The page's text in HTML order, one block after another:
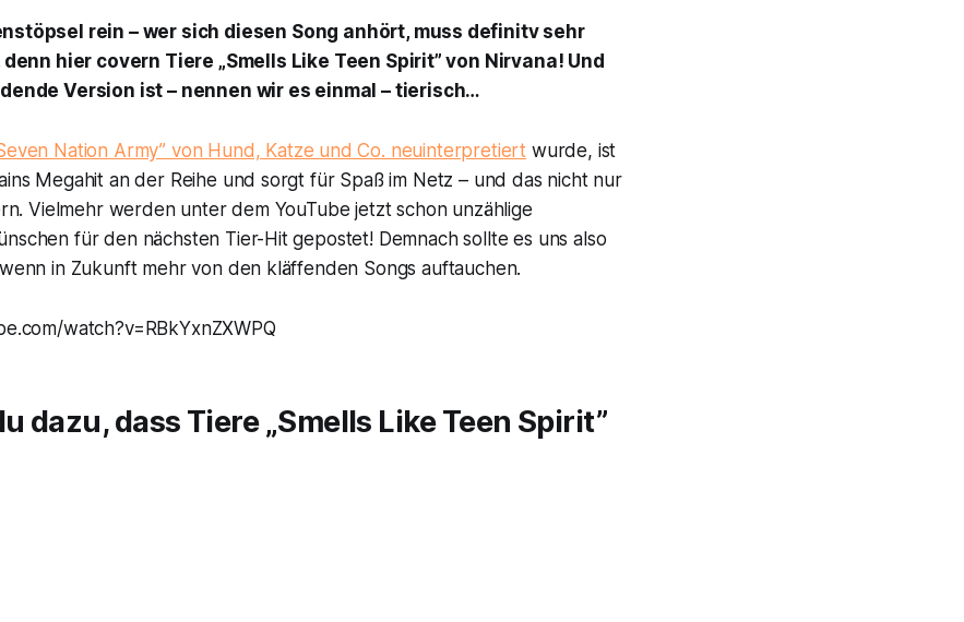
rein – wer sich diesen Song anhört, muss definitv sehr
hier covern Tiere „Smells Like Teen Spirit” von Nirvana! Und
Version ist – nennen wir es einmal – tierisch…
Nation Army” von Hund, Katze und Co. neuinterpretiert wurde, ist
Megahit an der Reihe und sorgt für Spaß im Netz – und das nicht nur
Vielmehr werden unter dem YouTube jetzt schon unzählige
für den nächsten Tier-Hit gepostet! Demnach sollte es uns also
in Zukunft mehr von den kläffenden Songs auftauchen.
watch?v=RBkYxnZXWPQ
dazu, dass Tiere „Smells Like Teen Spirit”